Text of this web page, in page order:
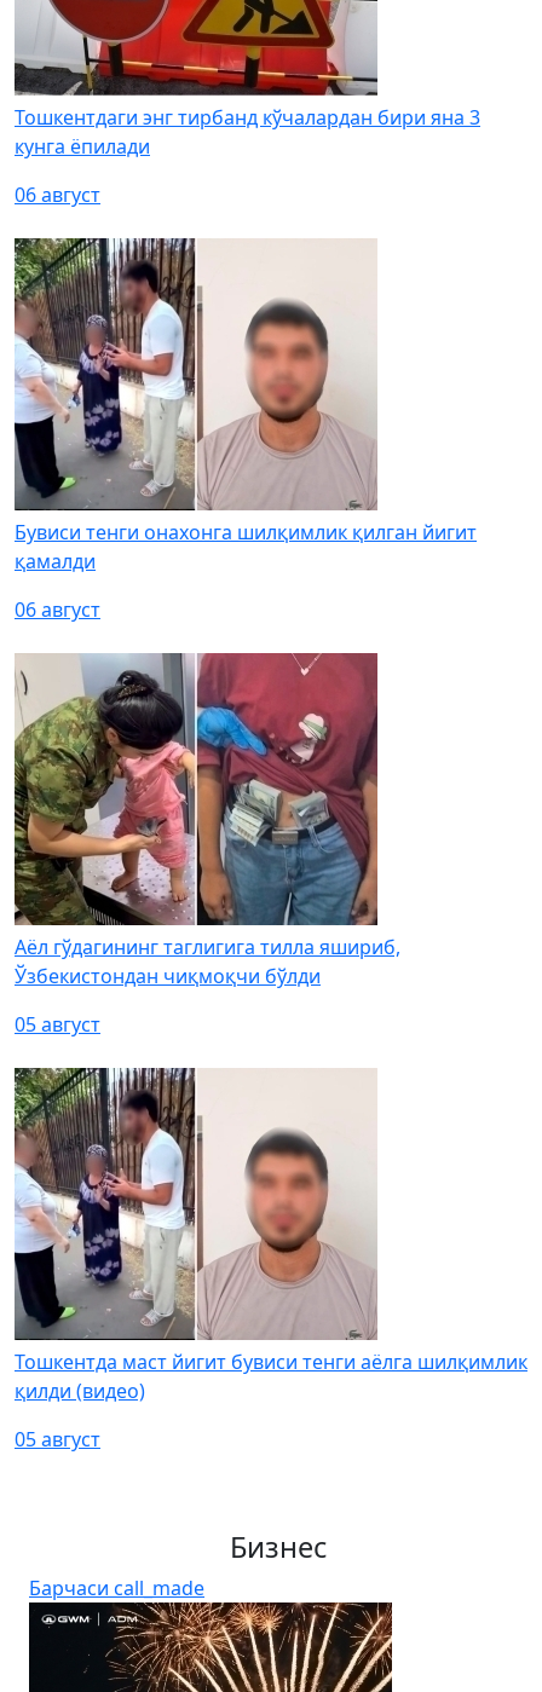
Тошкентдаги энг тирбанд кўчалардан бири яна 3
кунга ёпилади
06 август
Бувиси тенги онахонга шилқимлик қилган йигит
қамалди
06 август
Аёл гўдагининг таглигига тилла яшириб,
Ўзбекистондан чиқмоқчи бўлди
05 август
Тошкентда маст йигит бувиси тенги аёлга шилқимлик
қилди (видео)
05 август
Бизнес
Барчаси call_made